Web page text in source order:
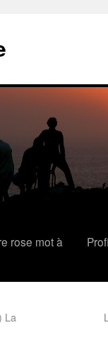
rose mot à
La